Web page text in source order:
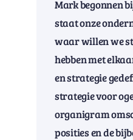
Mark begonnen
staat onze
waar willen we
hebben met
en strategie
strategie voor
organigram
posities en de